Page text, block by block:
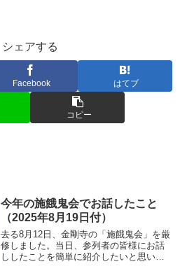
シェアする
Facebook はてブ
コピー
今年の施餓鬼会でお話したこと
（2025年8月19日付）
去る8月12日、金剛寺の「施餓鬼会」を厳
修しました。当日、参列者の皆様にお話
ししたことを簡単に紹介したいと思いま